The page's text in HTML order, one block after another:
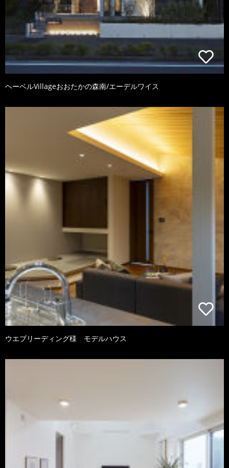
ヘーベルVillageおおたかの森南/エーデルワイス
ウエブリーディング様 モデルハウス